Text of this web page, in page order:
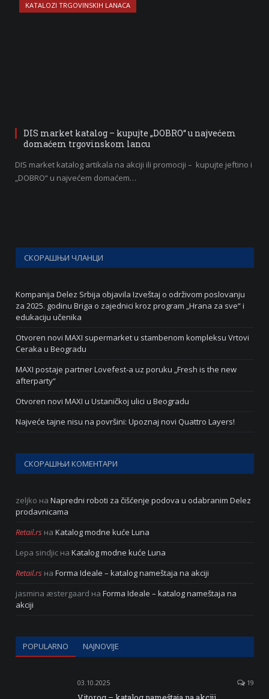
KATALOZI TRGOVINSKIH LANACA
DIS market katalog – kupujte „DOBRO“ u najvećem
domaćem trgovinskom lancu
DIS market katalog artikala na akciji ili promociji – kupujte jeftino i
„DOBRO“ u najvećem domaćem…
СКОРАШЊИ ЧЛАНЦИ
Kompanija Delez Srbija objavila Izveštaj o održivom poslovanju
za 2025. godinu Briga o zajednici kroz program „Hrana za sve“ i
edukaciju učenika
Otvoren novi MAXI supermarket u stambenom kompleksu Vrtovi
Ceraka u Beogradu
MAXI postaje partner Lovefest-a uz poruku „Fresh is the new
afterparty“
Otvoren novi MAXI u Ustaničkoj ulici u Beogradu
Najveće tajne nisu na površini: Upoznaj novi Quattro Layers!
СКОРАШЊИ КОМЕНТАРИ
zeljko на Napredni roboti za čišćenje podova u odabranim Delez
prodavnicama
Retail.rs на Katalog modne kuće Luna
Lepa sindjic на Katalog modne kuće Luna
Retail.rs на Forma Ideale – katalog nameštaja na akciji
jasmina æstergaard на Forma Ideale – katalog nameštaja na
akciji
POPULARNO NAJNOVIJE
03.10.2025 19